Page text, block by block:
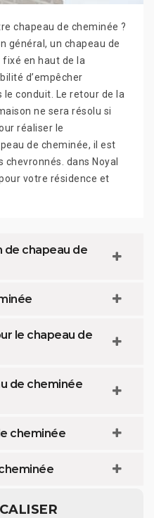
chapeau de cheminée ?
général, un chapeau de
en haut de la
d’empêcher
le conduit. Le retour de la
ne sera résolu si
réaliser le
de cheminée, il est
dans Noyal
votre résidence et
de chapeau de
le chapeau de
de cheminée
cheminée